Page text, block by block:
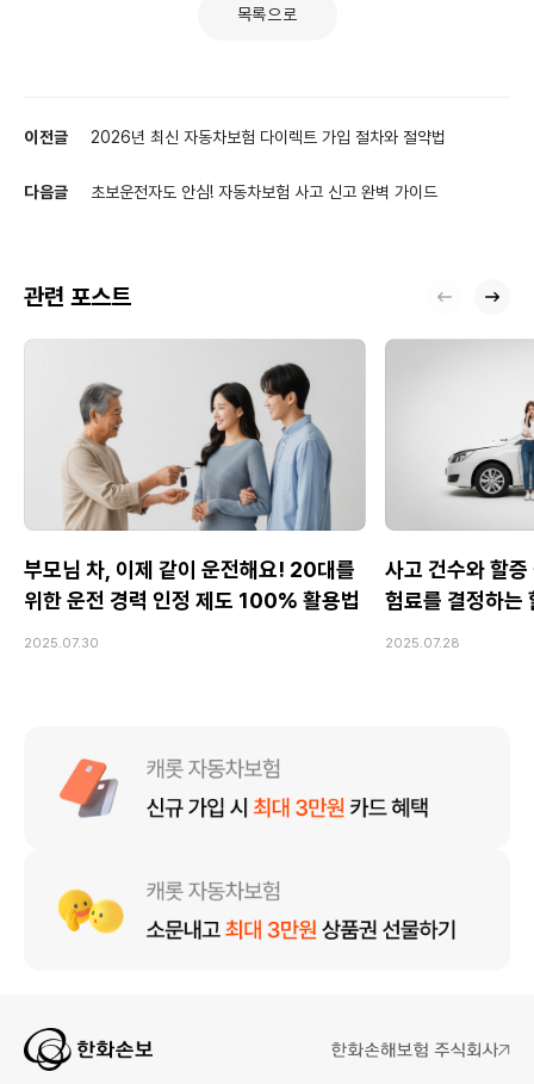
목록으로
이전글 2026년 최신 자동차보험 다이렉트 가입 절차와 절약법
다음글 초보운전자도 안심! 자동차보험 사고 신고 완벽 가이드
관련 포스트
부모님 차, 이제 같이 운전해요! 20대를
위한 운전 경력 인정 제도 100% 활용법
2025.07.30
사고 건수와 할
험료를 결정하는
2025.07.28